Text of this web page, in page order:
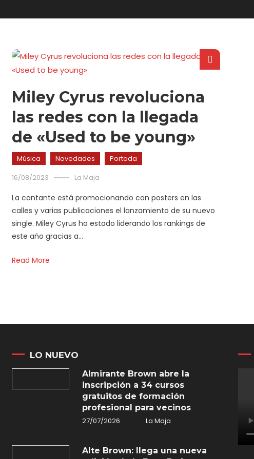
Miley Cyrus revoluciona
las redes con la llegada
de «Used to be young»
Música Novedades
Portada
16/08/2023
La Maja
La cantante está promocionando con posters en las
calles y varias publicaciones el lanzamiento de su nuevo
single. Miley Cyrus ha estado liderando los rankings de
este año gracias a…
Read More
LO NUEVO
Almirante Brown abre la
inscripción a 34 cursos
gratuitos de formación
profesional para vecinos
27/07/2026
La Maja
Alte Brown: llega una nueva